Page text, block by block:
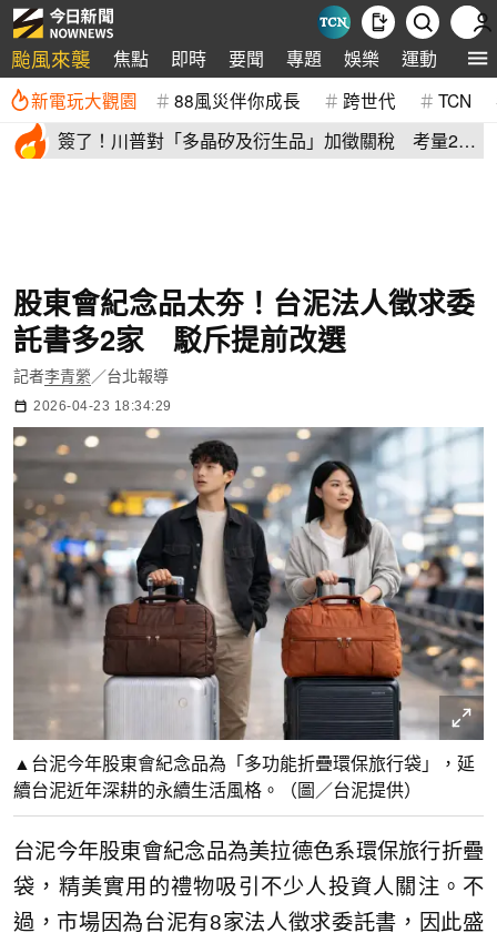
颱風來襲 焦點 即時 要聞 專題 娛樂 運動 全球
新電玩大觀園 88風災伴你成長 跨世代 TCN
簽了！川普對「多晶矽及衍生品」加徵關稅 考量2原
股東會紀念品太夯！台泥法人徵求委
託書多2家 駁斥提前改選
記者李青縈 ／台北報導
2026-04-23 18:34:29
▲台泥今年股東會紀念品為「多功能折疊環保旅行袋」，延
續台泥近年深耕的永續生活風格。（圖／台泥提供）
台泥今年股東會紀念品為美拉德色系環保旅行折疊
袋，精美實用的禮物吸引不少人投資人關注。不
過，市場因為台泥有8家法人徵求委託書，因此盛